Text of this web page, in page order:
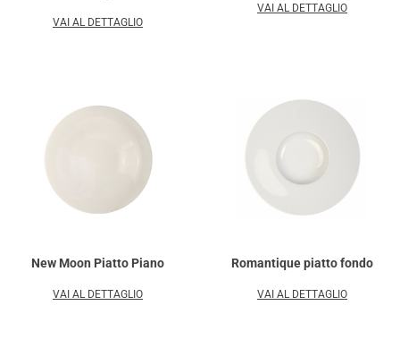
VAI AL DETTAGLIO
VAI AL DETTAGLIO
New Moon Piatto Piano
VAI AL DETTAGLIO
Romantique piatto fondo
VAI AL DETTAGLIO